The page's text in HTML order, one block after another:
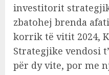
investitorit
zbatohej brenda
korrik të vitit 2024,
Strategjike vendosi
për dy vite, por me